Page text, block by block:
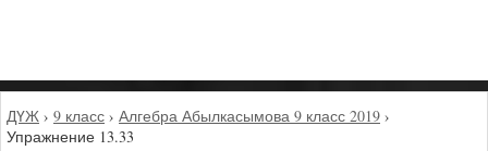
ДҮЖ › 9 класс › Алгебра Абылкасымова 9 класс 2019 ›
Упражнение 13.33